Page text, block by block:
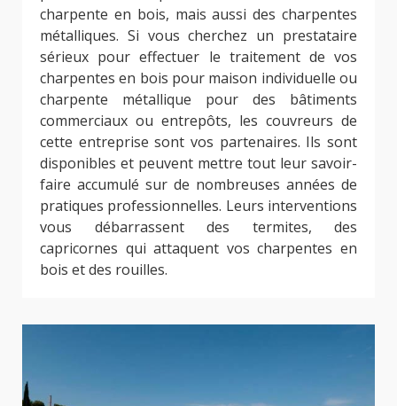
charpente en bois, mais aussi des charpentes
métalliques. Si vous cherchez un prestataire
sérieux pour effectuer le traitement de vos
charpentes en bois pour maison individuelle ou
charpente métallique pour des bâtiments
commerciaux ou entrepôts, les couvreurs de
cette entreprise sont vos partenaires. Ils sont
disponibles et peuvent mettre tout leur savoir-
faire accumulé sur de nombreuses années de
pratiques professionnelles. Leurs interventions
vous débarrassent des termites, des
capricornes qui attaquent vos charpentes en
bois et des rouilles.